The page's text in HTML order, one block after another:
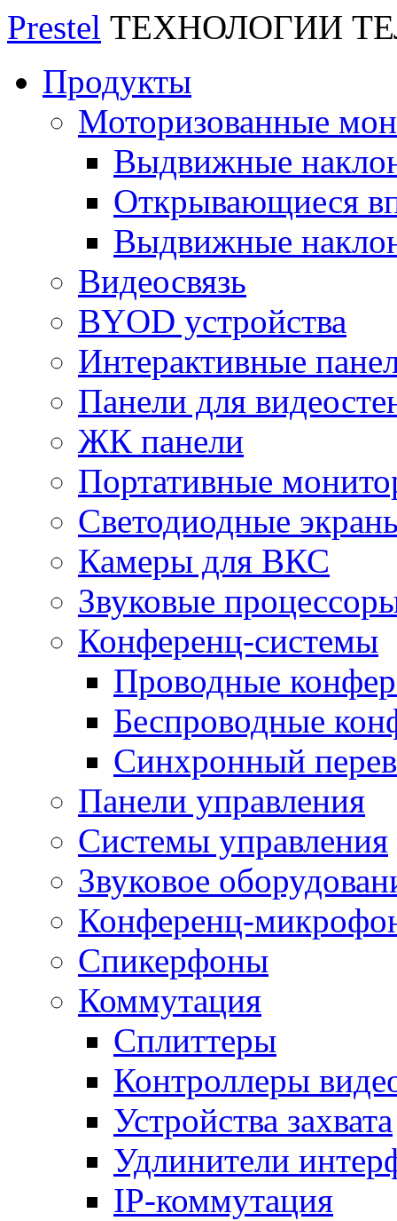
Prestel ТЕХНОЛОГИИ
Продукты
Моторизованные
Выдвижные
Открывающиеся
Выдвижные
Видеосвязь
BYOD устройства
Интерактивные
Панели для
ЖК панели
Портативные
Светодиодные
Камеры для ВКС
Звуковые
Конференц-системы
Проводные
Беспроводные
Синхронный
Панели управления
Системы управления
Звуковое
Конференц-
Спикерфоны
Коммутация
Сплиттеры
Контроллеры
Устройства захвата
Удлинители
IP-коммутация